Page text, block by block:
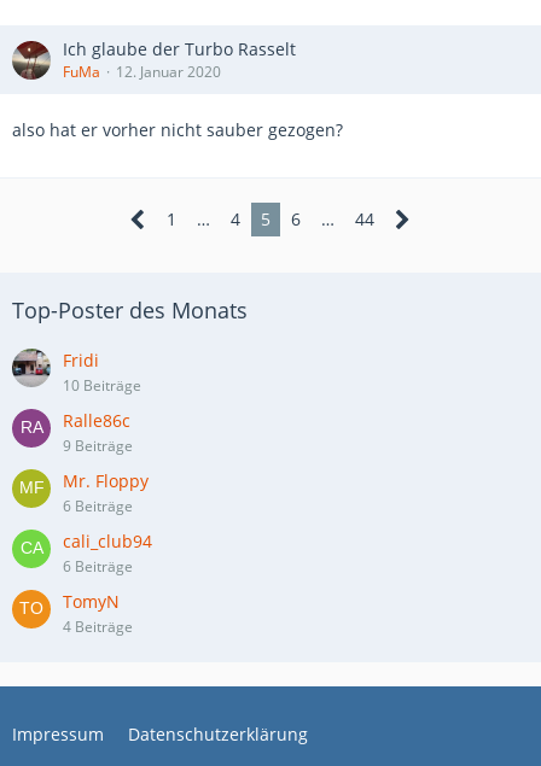
Ich glaube der Turbo Rasselt
FuMa 12. Januar 2020
also hat er vorher nicht sauber gezogen?
1 … 4 5 6 … 44
Top-Poster des Monats
Fridi
10 Beiträge
Ralle86c
9 Beiträge
Mr. Floppy
6 Beiträge
cali_club94
6 Beiträge
TomyN
4 Beiträge
Impressum Datenschutzerklärung